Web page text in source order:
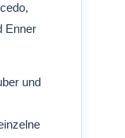
Enner
und